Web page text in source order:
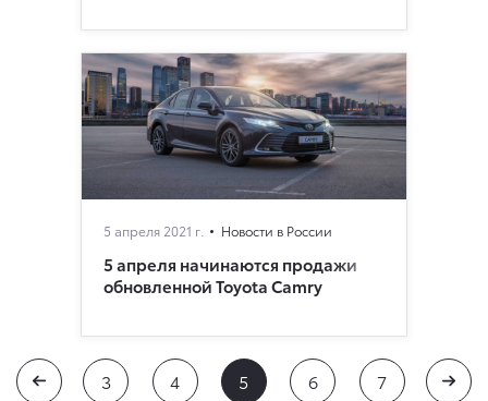
5 апреля 2021 г. Новости в России
5 апреля начинаются продажи
обновленной Toyota Camry
3 4 5 6 7